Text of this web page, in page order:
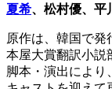
夏希、松村優、平
原作は、韓国で発
本屋大賞翻訳小説
脚本・演出により